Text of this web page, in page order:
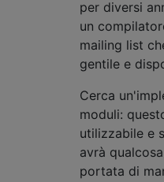
per diversi
un
mailing list
gentile e
Cerca
moduli:
utilizzabile e
avrà
portata di